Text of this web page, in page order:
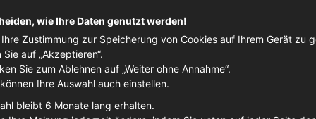
Salade niçoise zu kredenzen). Doch
Kombination von Speisen und Weinen
Orientierungshilfe. Denkt
lieben (besonders in Fleisch), dass
wie Ihre Daten genutzt werden!
Ihre Zustimmung zur Speicherung von Cookies auf Ihrem Gerät zu
Sie auf „Akzeptieren“.
Sie zum Ablehnen auf „Weiter ohne Annahme“.
Ihre Auswahl auch einstellen.
bleibt 6 Monate lang erhalten.